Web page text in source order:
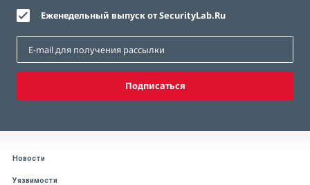
Еженедельный выпуск от SecurityLab.Ru
Подписаться
Новости
Уязвимости